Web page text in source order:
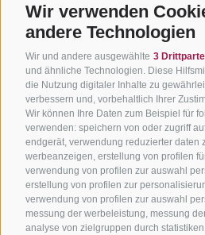
Wir verwenden
andere Technologien
Wir und andere ausgewählte 3
und ähnliche Technologien. Diese
die Nutzung digitaler Inhalte zu
verbessern und, vorbehaltlich Ihrer
Wir können Ihre Daten zum Beispiel für
verwenden: speichern von oder zugriff
endgerät, verwendung reduzierter daten
werbeanzeigen, erstellung von profilen
verwendung von profilen zur auswahl
erstellung von profilen zur
verwendung von profilen zur auswahl
messung der werbeleistung, messung
analyse von zielgruppen durch